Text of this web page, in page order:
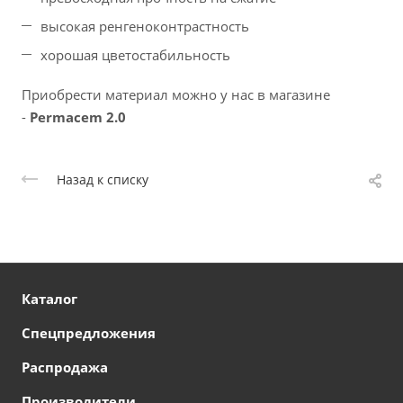
высокая ренгеноконтрастность
хорошая цветостабильность
Приобрести материал можно у нас в магазине
- Permacem 2.0
Назад к списку
Каталог
Спецпредложения
Распродажа